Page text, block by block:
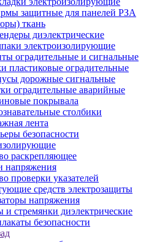
защитные для панелей РЗА
ткань
диэлектрические
электроизолирующие
оградительные и сигнальные
пластиковые оградительные
дорожные сигнальные
оградительные аварийные
покрывала
столбики
лента
безопасности
раскрепляющее
напряжения
проверки указателей
средств электрозащиты
напряжения
и стремянки диэлектрические
безопасности